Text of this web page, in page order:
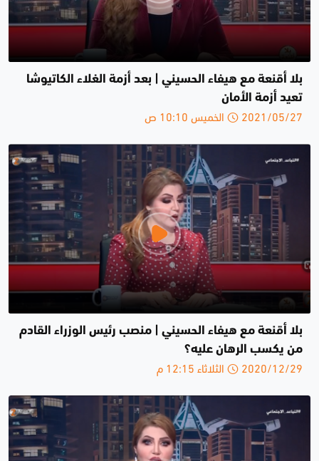
بلا أقنعة مع هيفاء الحسيني | بعد أزمة الغلاء الكاتيوشا
تعيد أزمة الأمان
2021/05/27 الخميس 10:10 ص
بلا أقنعة مع هيفاء الحسيني | منصب رئيس الوزراء القادم
من يكسب الرهان عليه؟
2020/12/29 الثلاثاء 12:15 م